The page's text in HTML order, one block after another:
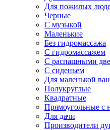
Для пожилых
Черные
С музыкой
Маленькие
Без гидромассажа
С гидромассажем
С распашными
С сиденьем
Для маленькой
Полукруглые
Квадратные
Прямоугольные с
Для дачи
Производители